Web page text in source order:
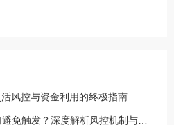
风控与资金利用的终极指南